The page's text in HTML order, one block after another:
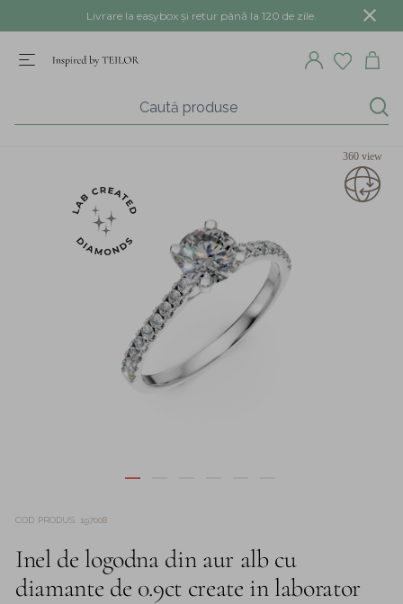
Livrare la easybox și retur până la 120 de zile.
360 view
COD PRODUS 197008
Inel de logodna din aur alb cu
diamante de 0.9ct create in laborator